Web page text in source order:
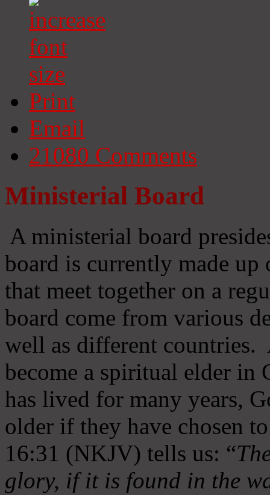
Print
Email
21080 Comments
Ministerial Board
A ministerial board
board is currently made
that meet together on a
board come from various
well as different countries.
become a spiritual elder in
has lived for many years,
older if they have chosen
16:31 (NKJV) tells us: “
glory, if it is found in the